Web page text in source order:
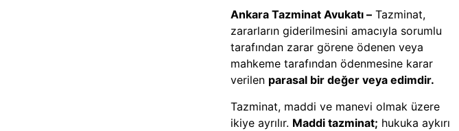
Ankara Tazminat Avukatı – Tazminat,
zararların giderilmesini amacıyla sorumlu
tarafından zarar görene ödenen veya
mahkeme tarafından ödenmesine karar
verilen parasal bir değer veya edimdir.
Tazminat, maddi ve manevi olmak üzere
ikiye ayrılır. Maddi tazminat; hukuka aykırı